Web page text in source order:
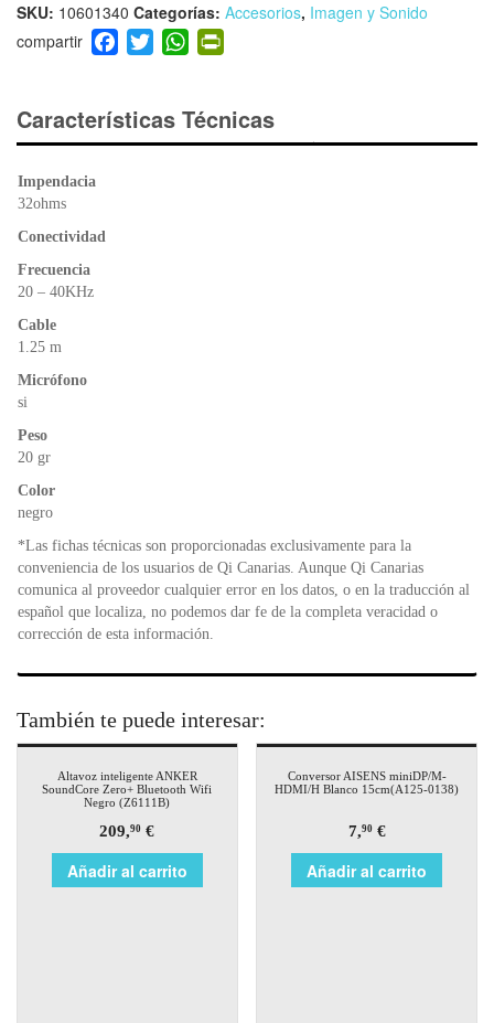
SKU: 10601340 Categorías: Accesorios, Imagen y Sonido
F
a
e
b
T
wi
er
W
h
s
A
ri
e
Características Técnicas
Impendacia
32ohms
Conectividad
Frecuencia
20 – 40KHz
Cable
1.25 m
Micrófono
si
Peso
20 gr
Color
negro
*Las fichas técnicas son proporcionadas exclusivamente para la
conveniencia de los usuarios de Qi Canarias. Aunque Qi Canarias
comunica al proveedor cualquier error en los datos, o en la traducción al
español que localiza, no podemos dar fe de la completa veracidad o
corrección de esta información.
También te puede interesar:
Altavoz inteligente ANKER
SoundCore Zero+ Bluetooth Wifi
Negro (Z6111B)
209,90 €
Añadir al carrito
Conversor AISENS miniDP/M-
HDMI/H Blanco 15cm(A125-0138)
7,90€
Añadir al carrito